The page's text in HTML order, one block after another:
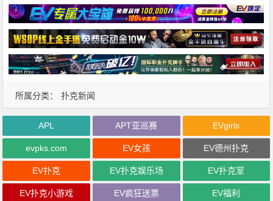
所属分类： 扑克新闻
APL APT亚巡赛 EVgirls
evpks.com EV女孩 EV德州扑克
EV扑克 EV扑克娱乐场 EV扑克室
EV扑克小游戏 EV疯狂送票 EV福利